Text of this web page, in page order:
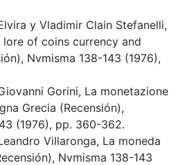
y Vladimir Clain Stefanelli,
lore of coins currency and
Nvmisma 138-143 (1976),
Gorini, La monetazione
Grecia (Recensión),
(1976), pp. 360-362.
Villaronga, La moneda
Nvmisma 138-143